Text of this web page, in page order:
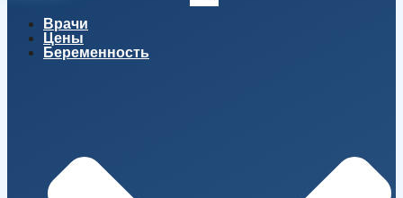
Врачи
Цены
Беременность